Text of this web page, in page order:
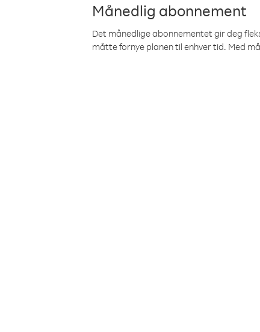
Månedlig abonnement
Det månedlige abonnementet gir deg
måtte fornye planen til enhver tid. Med